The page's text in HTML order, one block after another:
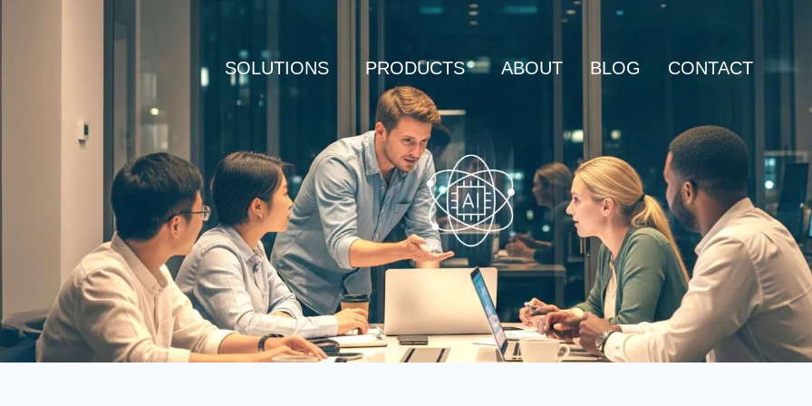
SOLUTIONS PRODUCTS ABOUT BLOG CONTACT